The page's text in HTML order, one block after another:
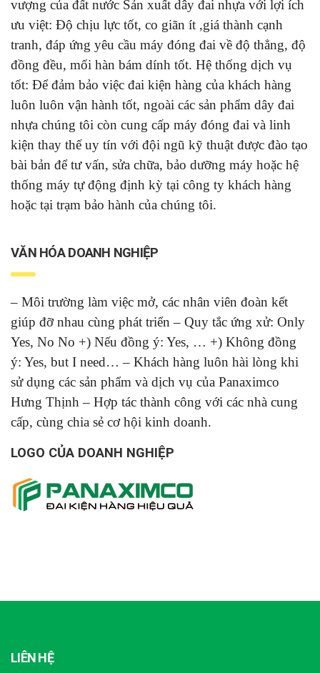
vượng của đất nước Sản xuất dây đai nhựa với lợi ích
ưu việt: Độ chịu lực tốt, co giãn ít ,giá thành cạnh
tranh, đáp ứng yêu cầu máy đóng đai về độ thẳng, độ
đồng đều, mối hàn bám dính tốt. Hệ thống dịch vụ
tốt: Để đảm bảo việc đai kiện hàng của khách hàng
luôn luôn vận hành tốt, ngoài các sản phẩm dây đai
nhựa chúng tôi còn cung cấp máy đóng đai và linh
kiện thay thế uy tín với đội ngũ kỹ thuật được đào tạo
bài bản để tư vấn, sửa chữa, bảo dưỡng máy hoặc hệ
thống máy tự động định kỳ tại công ty khách hàng
hoặc tại trạm bảo hành của chúng tôi.
VĂN HÓA DOANH NGHIỆP
– Môi trường làm việc mở, các nhân viên đoàn kết
giúp đỡ nhau cùng phát triển – Quy tắc ứng xử: Only
Yes, No No +) Nếu đồng ý: Yes, … +) Không đồng
ý: Yes, but I need… – Khách hàng luôn hài lòng khi
sử dụng các sản phẩm và dịch vụ của Panaximco
Hưng Thịnh – Hợp tác thành công với các nhà cung
cấp, cùng chia sẻ cơ hội kinh doanh.
LOGO CỦA DOANH NGHIỆP
LIÊN HỆ